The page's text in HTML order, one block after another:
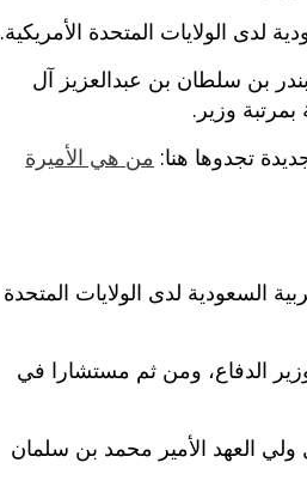
لدى الولايات المتحدة الأمريكية.
بن سلطان بن عبدالعزيز آل
وزير.
تجدوها هنا: من هي الأميرة
السعودية لدى الولايات المتحدة
الدفاع، ومن ثم مستشارا في
العهد الأمير محمد بن سلمان